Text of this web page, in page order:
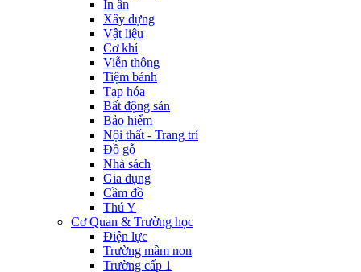
In ấn
Xây dựng
Vật liệu
Cơ khí
Viễn thông
Tiệm bánh
Tạp hóa
Bất động sản
Bảo hiểm
Nội thất - Trang trí
Đồ gỗ
Nhà sách
Gia dụng
Cầm đồ
Thú Y
Cơ Quan & Trường học
Điện lực
Trường mầm non
Trường cấp 1